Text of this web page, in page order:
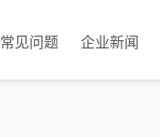
常见问题 企业新闻